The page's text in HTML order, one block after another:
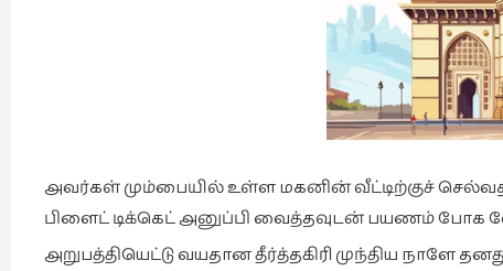
அவர்கள் மும்பையில் உள்ள மகனின் வீட்டிற்குச்
பிளைட் டிக்கெட் அனுப்பி வைத்தவுடன் பயணம் போக
அறுபத்தியெட்டு வயதான தீர்த்தகிரி முந்திய நாளே